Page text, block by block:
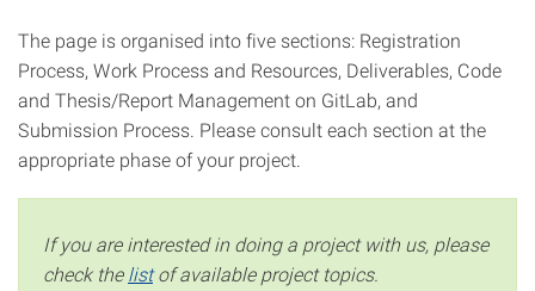
The page is organised into five sections: Registration
Process, Work Process and Resources, Deliverables, Code
and Thesis/Report Management on GitLab, and
Submission Process. Please consult each section at the
appropriate phase of your project.
If you are interested in doing a project with us, please
check thelistof available project topics.